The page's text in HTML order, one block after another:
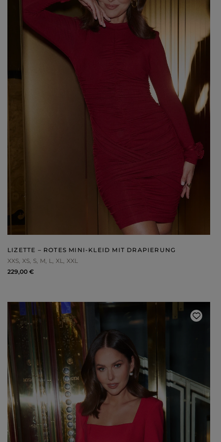
LIZETTE – ROTES MINI-KLEID MIT DRAPIERUNG
XXS XS S M L XL XXL
229,00 €